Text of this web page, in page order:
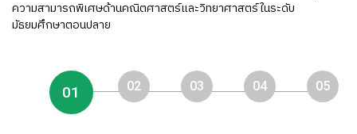
ความสามารถพิเศษด้านคณิตศาสตร์และวิทยาศาสตร์ในระดับ
มัธยมศึกษาตอนปลาย
01 02 03 04 05